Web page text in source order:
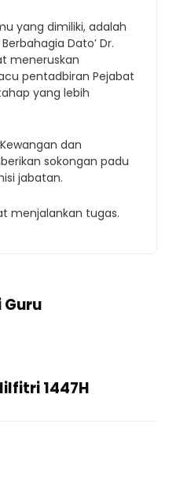
yang dimiliki, adalah
Dato’ Dr.
meneruskan
pentadbiran Pejabat
yang lebih
dan
sokongan padu
jabatan.
menjalankan tugas.
1447H